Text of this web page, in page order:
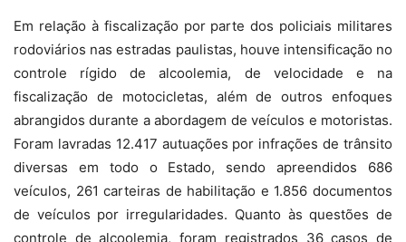
Em relação à fiscalização por parte dos policiais militares
rodoviários nas estradas paulistas, houve intensificação no
controle rígido de alcoolemia, de velocidade e na
fiscalização de motocicletas, além de outros enfoques
abrangidos durante a abordagem de veículos e motoristas.
Foram lavradas 12.417 autuações por infrações de trânsito
diversas em todo o Estado, sendo apreendidos 686
veículos, 261 carteiras de habilitação e 1.856 documentos
de veículos por irregularidades. Quanto às questões de
controle de alcoolemia, foram registrados 36 casos de